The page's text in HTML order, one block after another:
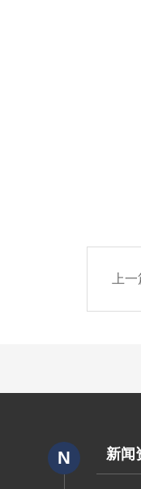
上
N 新闻